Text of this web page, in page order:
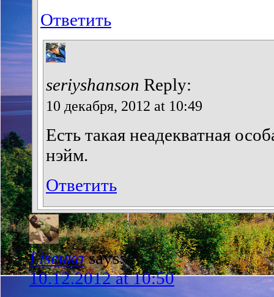
Ответить
seriyshanson Reply:
10 декабря, 2012 at 10:49
Есть такая неадекватная
нэйм.
Ответить
Liseнка says:
10.12.2012 at 10:50